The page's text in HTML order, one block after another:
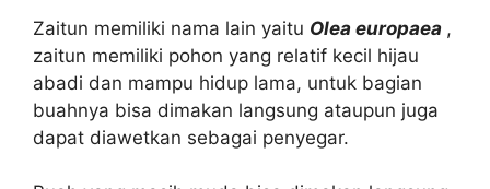
Zaitun memiliki nama lain yaitu Olea europaea ,
zaitun memiliki pohon yang relatif kecil hijau
abadi dan mampu hidup lama, untuk bagian
buahnya bisa dimakan langsung ataupun juga
dapat diawetkan sebagai penyegar.